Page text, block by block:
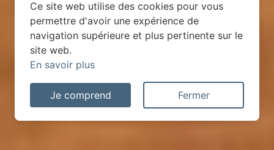
Ce site web utilise des cookies pour vous
permettre d'avoir une expérience de
navigation supérieure et plus pertinente sur le
site web.
En savoir plus
Je comprend Fermer